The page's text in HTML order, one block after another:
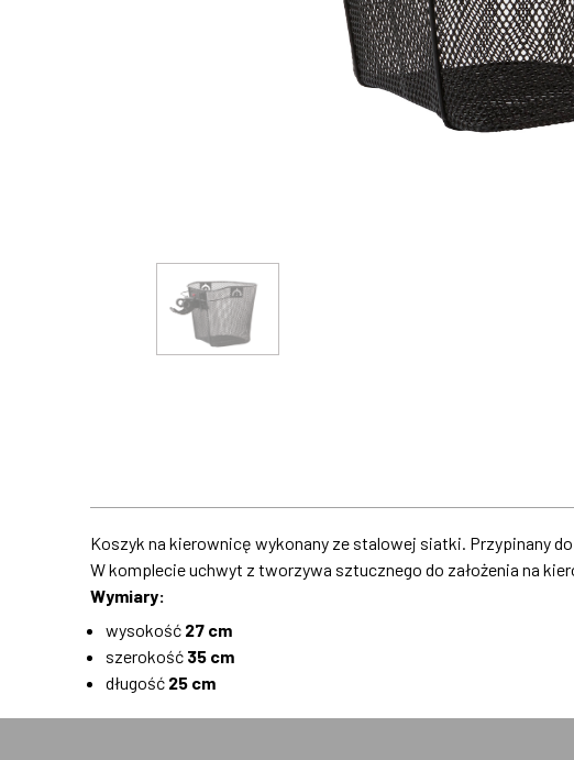
Koszyk na kierownicę wykonany ze stalowej siatki. Przypinany
W komplecie uchwyt z tworzywa sztucznego do założenia na
Wymiary:
wysokość 27 cm
szerokość 35 cm
długość 25 cm